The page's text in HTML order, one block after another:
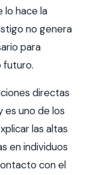
lo hace la
no genera
para
futuro.
directas
es uno de los
las altas
en individuos
con el